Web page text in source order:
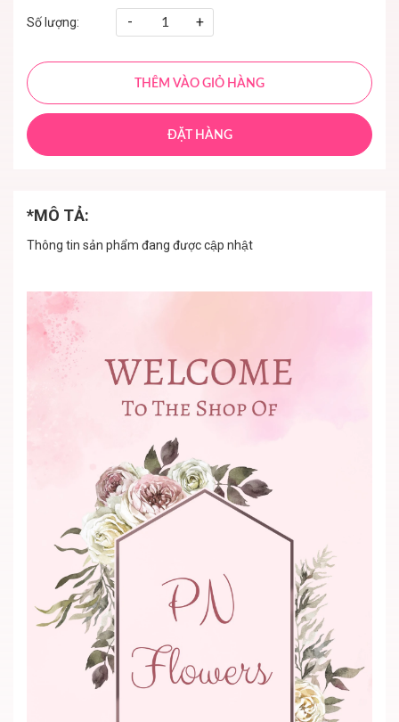
Số lượng: - +
THÊM VÀO GIỎ HÀNG
ĐẶT HÀNG
*MÔ TẢ:
Thông tin sản phẩm đang được cập nhật